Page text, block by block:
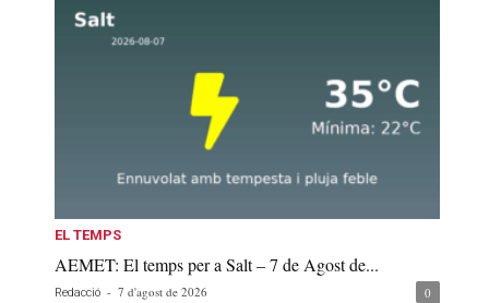
EL TEMPS
AEMET: El temps per a Salt – 7 de Agost de...
Redacció - 7 d'agost de 2026 0